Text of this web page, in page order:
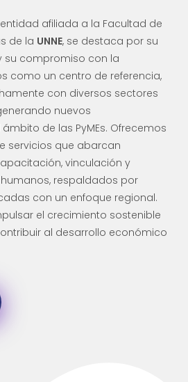
afiliada a la Facultad de
de la UNNE, se destaca por su
su compromiso con la
como un centro de referencia,
con diversos sectores
nuevos
de las PyMEs. Ofrecemos
servicios que abarcan
vinculación y
respaldados por
con un enfoque regional.
el crecimiento sostenible
al desarrollo económico